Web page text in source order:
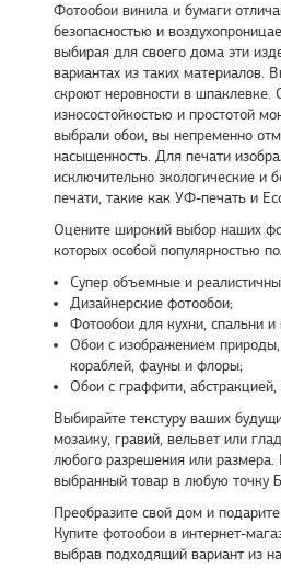
Фотообои винила и бумаги
безопасностью и
выбирая для своего дома эти
вариантах из таких материалов.
скроют неровности в шпаклевке.
износостойкостью и простотой
выбрали обои, вы непременно
насыщенность. Для печати
исключительно экологические и
печати, такие как УФ-печать и
Оцените широкий выбор наших
которых особой популярностью
Супер объемные и
Дизайнерские фотообои;
Фотообои для кухни, спальни
Обои с изображением
кораблей, фауны и флоры;
Обои с граффити, абстракцией,
Выбирайте текстуру ваших
мозаику, гравий, вельвет или
любого разрешения или
выбранный товар в любую точку
Преобразите свой дом и
Купите фотообои в интернет-
выбрав подходящий вариант из